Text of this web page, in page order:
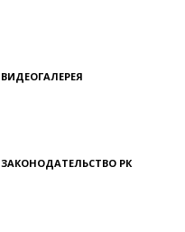
ВИДЕОГАЛЕРЕЯ
ЗАКОНОДАТЕЛЬСТВО РК